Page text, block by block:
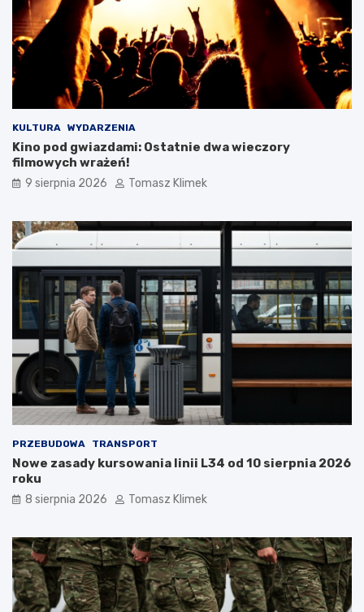
KULTURA WYDARZENIA
Kino pod gwiazdami: Ostatnie dwa wieczory
filmowych wrażeń!
9 sierpnia 2026 Tomasz Klimek
PRZEBUDOWA TRANSPORT
Nowe zasady kursowania linii L34 od 10 sierpnia 2026
roku
8 sierpnia 2026 Tomasz Klimek